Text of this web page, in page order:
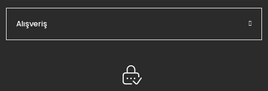
Alışveriş